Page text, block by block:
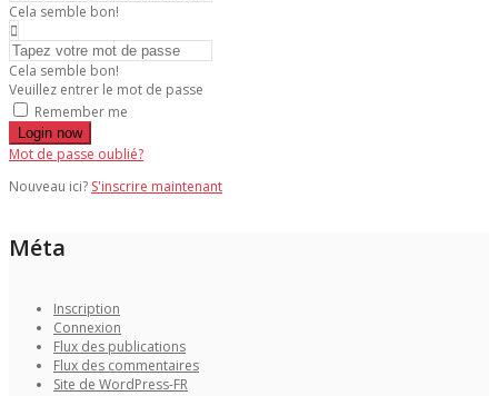
Cela semble bon!
Cela semble bon!
Veuillez entrer le mot de passe
Remember me
Login now
Mot de passe oublié?
Nouveau ici? S'inscrire maintenant
Méta
Inscription
Connexion
Flux des publications
Flux des commentaires
Site de WordPress-FR